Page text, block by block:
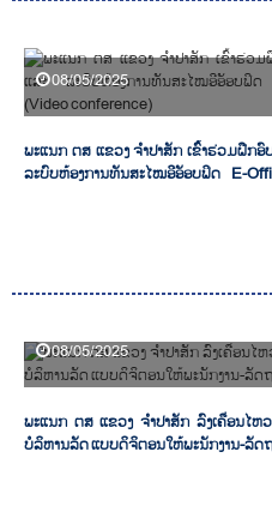
08/05/2025
ພະແນກ ຕສ ແຂວງ ຈໍາປາສັກ ເຂົ້າຮ່ວມຝືກອົ
ລະບົບຫ້ອງການທັນສະໄໝອີອັອບຟິດ E-
08/05/2025
ພະແນກ ຕສ ແຂວງ ຈໍາປາສັກ ລົງເຄື່ອນໄ
ບໍລິຫານລັດ ແບບດິຈິຕອນໃຫ້ພະນັກງານ-ລັດ